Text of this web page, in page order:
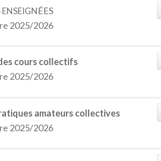
ÉES
2025/2026
cours collectifs
2025/2026
amateurs collectives
2025/2026